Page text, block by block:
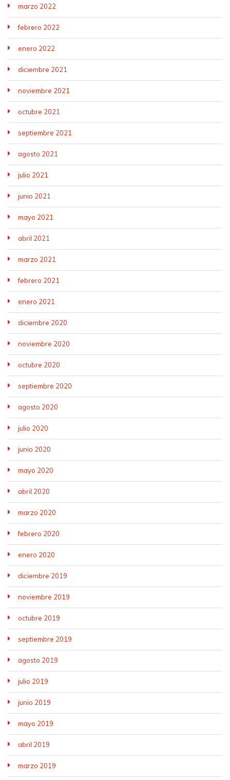
marzo 2022
febrero 2022
enero 2022
diciembre 2021
noviembre 2021
octubre 2021
septiembre 2021
agosto 2021
julio 2021
junio 2021
mayo 2021
abril 2021
marzo 2021
febrero 2021
enero 2021
diciembre 2020
noviembre 2020
octubre 2020
septiembre 2020
agosto 2020
julio 2020
junio 2020
mayo 2020
abril 2020
marzo 2020
febrero 2020
enero 2020
diciembre 2019
noviembre 2019
octubre 2019
septiembre 2019
agosto 2019
julio 2019
junio 2019
mayo 2019
abril 2019
marzo 2019